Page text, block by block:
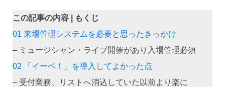
この記事の内容 | もくじ
01 来場管理システムを必要と思ったきっかけ
– ミュージシャン・ライブ開催があり入場管理必須
02 「イーベ！」を導入してよかった点
– 受付業務、リストへ消込していた以前より楽に